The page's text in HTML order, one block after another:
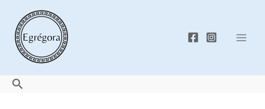
content
Search